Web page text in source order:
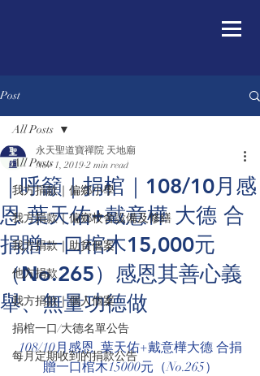
Post
All Posts
我方捐款｜偏鄉小學
我方捐款｜偏鄉校舍設備及修繕
我方捐款｜助貧個案
他方捐款
我方捐款｜個人個案
捐棺一口/大德名單公告
每月定期收到的捐款公告
All Posts
｜呼籲｜捐棺｜108/10月感
恩 葉天佑+戴意樺 大德 合
捐贈一口棺木15,000元
（No.265）感恩其善心義
舉、無量功德做
永天聖道寶禪院 天地廟
Nov 1, 2019 2 min read
108/10月感恩  葉天佑+戴意樺大德 合捐
贈一口棺木15000元（No.265）